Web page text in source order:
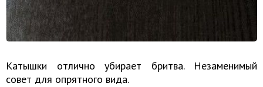
Катышки отлично убирает бритва. Незаменимый
совет для опрятного вида.